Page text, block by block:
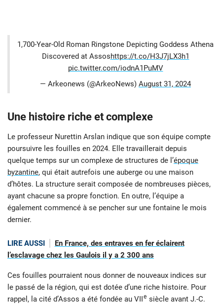
1,700-Year-Old Roman Ringstone Depicting Goddess Athena
Discovered at Assoshttps://t.co/H3J7jLX3h1
pic.twitter.com/iodnA1PuMV
— Arkeonews (@ArkeoNews) August 31, 2024
Une histoire riche et complexe
Le professeur Nurettin Arslan indique que son équipe compte
poursuivre les fouilles en 2024. Elle travaillerait depuis
quelque temps sur un complexe de structures de l’époque
byzantine, qui était autrefois une auberge ou une maison
d’hôtes. La structure serait composée de nombreuses pièces,
ayant chacune sa propre fonction. En outre, l’équipe a
également commencé à se pencher sur une fontaine le mois
dernier.
LIRE AUSSI
En France, des entraves en fer éclairent
l’esclavage chez les Gaulois il y a 2 300 ans
Ces fouilles pourraient nous donner de nouveaux indices sur
le passé de la région, qui est dotée d’une riche histoire. Pour
rappel, la cité d’Assos a été fondée au VIIe siècle avant J.-C.